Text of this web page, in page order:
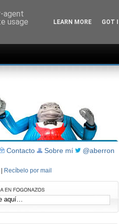
Contacto Sobre mí @aberron
Recíbelo por mail
agent
usage
LEARN MORE GOT